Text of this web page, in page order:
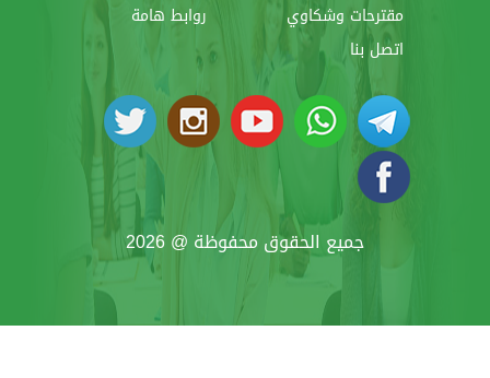
مقترحات وشكاوي
روابط هامة
اتصل بنا
جميع الحقوق محفوظة @ 2026